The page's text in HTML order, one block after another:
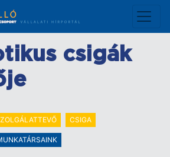
csigák
CSIGA